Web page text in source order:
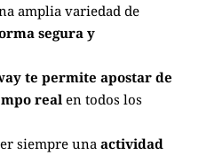
amplia variedad de
segura y
te permite apostar de
real en todos los
siempre una actividad